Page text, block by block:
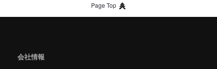
Page Top
会社情報